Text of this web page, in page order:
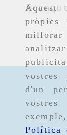
pròpies
millorar
vostres
d'un
vostres
Política